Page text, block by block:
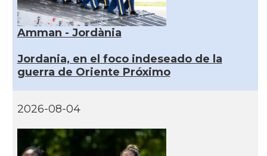
Amman - Jordània
Jordania, en el foco indeseado de la
guerra de Oriente Próximo
2026-08-04